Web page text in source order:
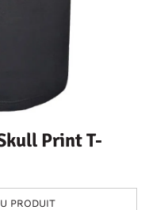
Print T-
PRODUIT